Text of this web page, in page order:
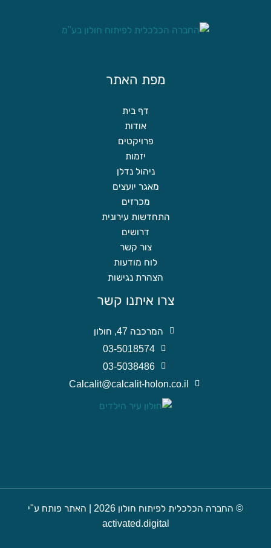
מפת האתר
דף בית
אודות
פרויקטים
יזמות
ניהול נדלן
מאגר יועצים
מכרזים
התחדשות עירונית
דרושים
צור קשר
לוח מודעות
הצהרת נגישות
צרו איתנו קשר
המרכבה 47, חולון
03-5018574
03-5038486
Calcalit@calcalit-holon.co.il
© החברה הכלכלית לפיתוח חולון 2026 | האתר פותח ע"י
activated.digital